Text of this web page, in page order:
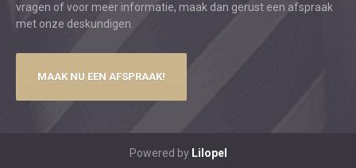
vragen of voor meer informatie, maak dan gerust een afspraak
met onze deskundigen.
MAAK NU EEN AFSPRAAK!
Powered by Lilopel